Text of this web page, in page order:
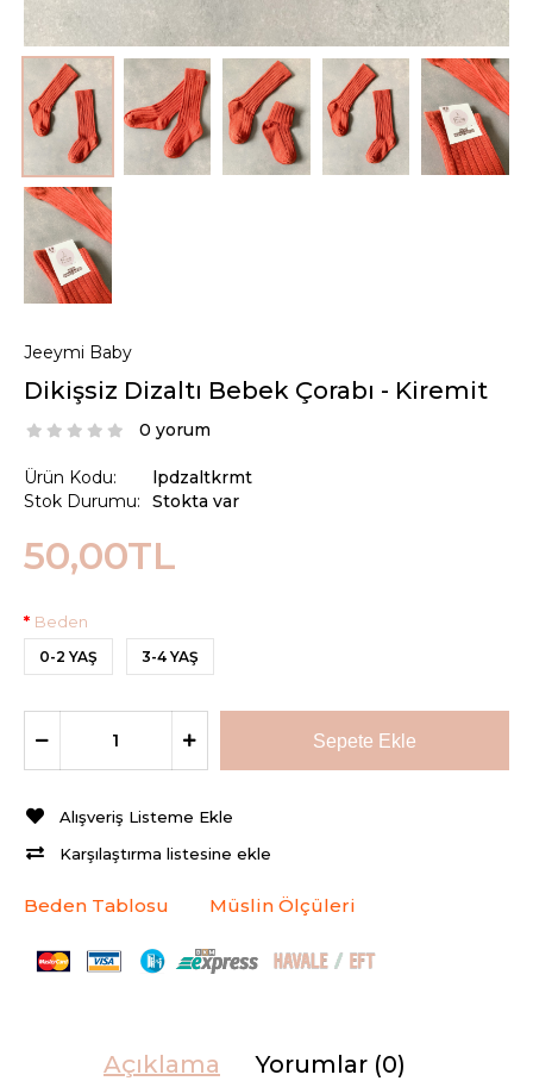
Jeeymi Baby
Dikişsiz Dizaltı Bebek Çorabı - Kiremit
0 yorum
Ürün Kodu:
Stok Durumu:
lpdzaltkrmt
Stokta var
50,00TL
Beden
0-2 YAŞ 3-4 YAŞ
Alışveriş Listeme Ekle
Karşılaştırma listesine ekle
Beden Tablosu Müslin Ölçüleri
Açıklama Yorumlar (0)